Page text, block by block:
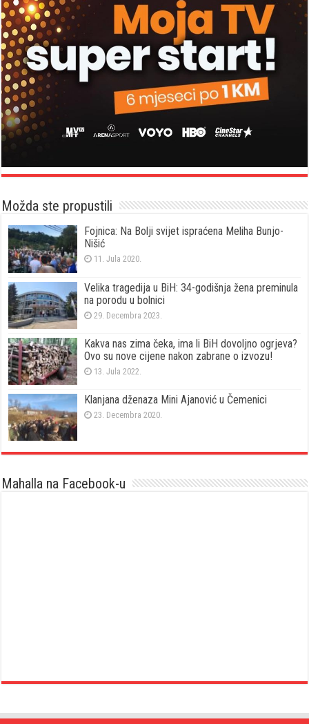
Možda ste propustili
Fojnica: Na Bolji svijet ispraćena Meliha Bunjo-
Nišić
11. Jula 2020.
Velika tragedija u BiH: 34-godišnja žena preminula
na porodu u bolnici
29. Decembra 2023.
Kakva nas zima čeka, ima li BiH dovoljno ogrjeva?
Ovo su nove cijene nakon zabrane o izvozu!
13. Jula 2022.
Klanjana dženaza Mini Ajanović u Čemenici
23. Decembra 2020.
Mahalla na Facebook-u